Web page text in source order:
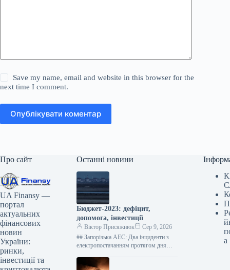
Save my name, email and website in this browser for the
next time I comment.
Опублікувати коментар
Про сайт
UA Finansy —
портал
актуальних
фінансових
новин
України:
ринки,
інвестиції та
Останні новини
Бюджет-2023: дефіцит,
допомога, інвестиції
Віктор Присяжнюк
Сер 9, 2026
## Запорізька АЕС: Два інциденти з
електропостачанням протягом дня
атомна електростанція, що перебуває
а